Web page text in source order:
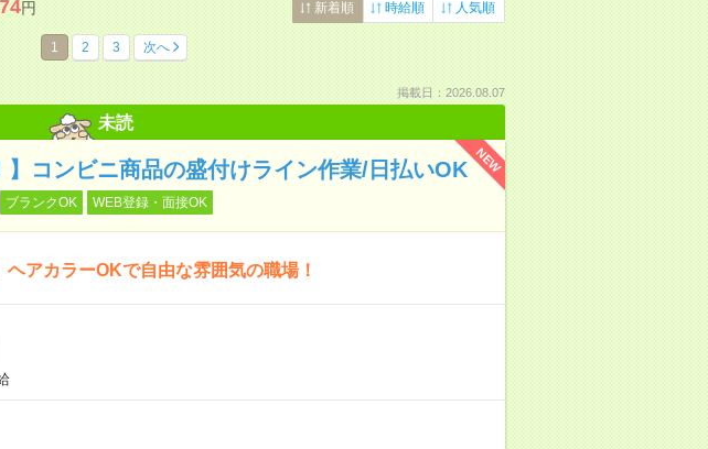
円 新着順 時給順 人気順
1 2 3 次へ
掲載日：2026.08.07
未読
NEW
】コンビニ商品の盛付けライン作業/日払いOK
ブランクOK WEB登録・面接OK
アカラーOKで自由な雰囲気の職場！